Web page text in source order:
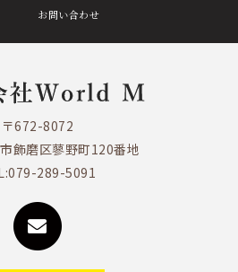
お問い合わせ
〒672-8072
飾磨区蓼野町120番地
079-289-5091